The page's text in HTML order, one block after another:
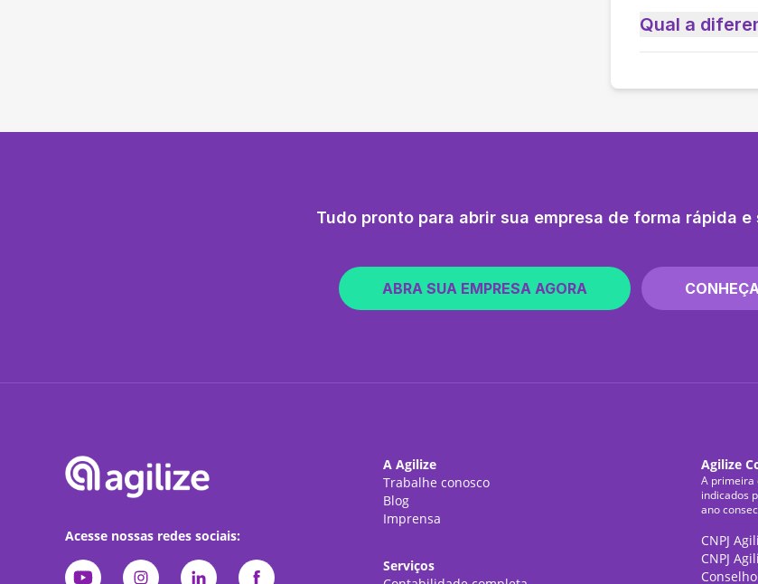
Qual a
Tudo pronto para abrir sua empresa de forma rápida e
ABRA SUA EMPRESA AGORA
Acesse nossas redes sociais:
A Agilize
Trabalhe conosco
Blog
Imprensa
Serviços
Agilize
A primeira
indicados
ano
CNPJ
CNPJ